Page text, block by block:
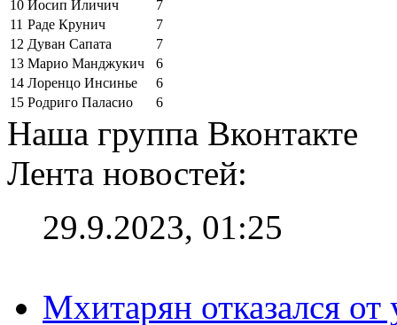
10 Йосип Иличич
7
11 Раде Крунич
7
12 Дуван Сапата
7
13 Марио Манджукич
6
14 Лоренцо Инсинье
6
15 Родриго Паласио 6
Наша группа Вконтакте
Лента новостей:
29.9.2023, 01:25
Мхитарян отказался от